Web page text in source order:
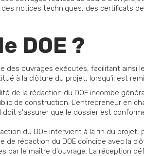
notices techniques, des certificats
DOE ?
des ouvrages exécutés, facilitant ainsi
à la clôture du projet, lorsqu'il est
de la rédaction du DOE incombe
de construction. L'entrepreneur en
doit s'assurer que le dossier est
du DOE intervient à la fin du
de rédaction du DOE coïncide avec la
par le maître d'ouvrage. La réception